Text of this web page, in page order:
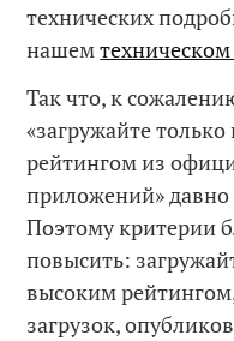
технических
нашем
Так что, к
«загружайте
рейтингом из
приложений» давно
Поэтому критерии
повысить:
высоким
загрузок,